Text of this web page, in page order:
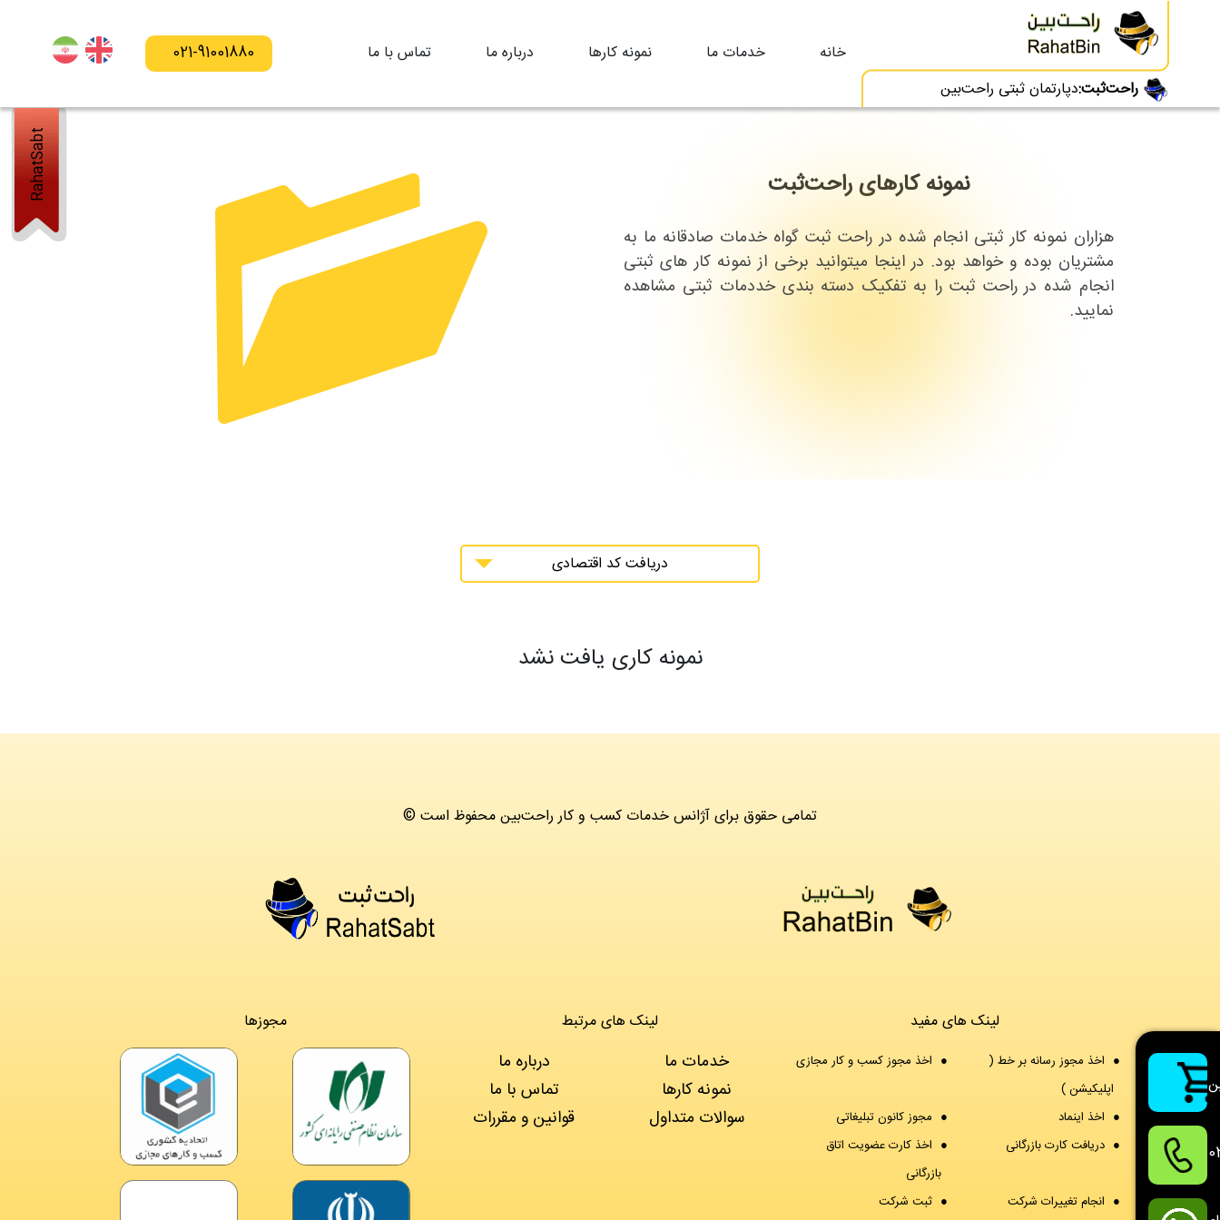
راحت‌ثبت:دپارتمان ثبتی راحت‌بین
خانه خدمات ما نمونه کارها درباره ما تماس با ما 021-91001880
RahatSabt نمونه کارهای راحت‌ثبت
هزاران نمونه کار ثبتی انجام شده در راحت ثبت گواه خدمات صادقانه ما به
مشتریان بوده و خواهد بود. در اینجا میتوانید برخی از نمونه کار های ثبتی
انجام شده در راحت ثبت را به تفکیک دسته بندی خددمات ثبتی مشاهده
نمایید.
دریافت کد اقتصادی
نمونه کاری یافت نشد
© تمامی حقوق برای آژانس خدمات کسب و کار راحت‌بین محفوظ است
مجوزها لینک های مرتبط
درباره ما
خدمات ما
تماس با ما
نمونه کارها
قوانین و مقررات
سوالات متداول
لینک های مفید
اخذ مجوز رسانه بر خط (
اپلیکیشن )
اخذ مجوز کسب و کار مجازی
اخذ اینماد
مجوز کانون تبلیغاتی
دریافت کارت بازرگانی
اخذ کارت عضویت اتاق
بازرگانی
انجام تغییرات شرکت
ثبت شرکت